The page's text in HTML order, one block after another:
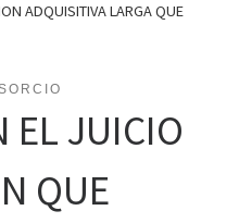
ADQUISITIVA LARGA QUE
EL JUICIO
QUE